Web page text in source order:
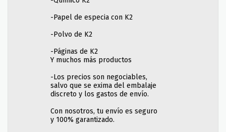
-Papel de especia con K2
-Polvo de K2
-Páginas de K2
Y muchos más productos
-Los precios son negociables,
salvo que se exima del embalaje
discreto y los gastos de envío.
Con nosotros, tu envío es seguro
y 100% garantizado.